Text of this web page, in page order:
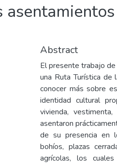
Abstract
El presente trabajo
una Ruta Turística de
conocer más sobre
identidad cultural
vivienda,
asentaron
de su presencia en
bohíos, plazas
agrícolas, los